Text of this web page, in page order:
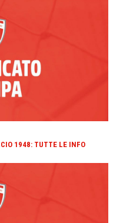
1948: TUTTE LE INFO